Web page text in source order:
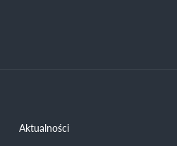
Aktualności